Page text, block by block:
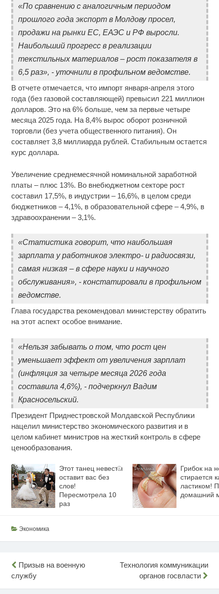
«По сравнению с аналогичным периодом
прошлого года экспорт в Молдову просел,
продажи на рынки ЕС, ЕАЭС и РФ выросли.
Наибольший прогресс в реализации
текстильных материалов – рост показателя в
6,5 раз», - уточнили в профильном ведомстве.
В отчете отмечается, что импорт января-апреля этого
года (без газовой составляющей) превысил 221 миллион
долларов. Это на 6% больше, чем за первые четыре
месяца 2025 года. На 8,4% вырос оборот розничной
торговли (без учета общественного питания). Он
составляет 3,8 миллиарда рублей. Стабильным остается
курс доллара.
Увеличение среднемесячной номинальной заработной
платы – плюс 13%. Во внебюджетном секторе рост
составил 17,5%, в индустрии – 16,6%, в целом среди
бюджетников – 4,1%, в образовательной сфере – 4,9%, в
здравоохранении – 3,1%.
«Статистика говорит, что наибольшая
зарплата у работников электро- и радиосвязи,
самая низкая – в сфере науки и научного
обслуживания», - констатировали в профильном
ведомстве.
Глава государства рекомендовал министерству обратить
на этот аспект особое внимание.
«Нельзя забывать о том, что рост цен
уменьшает эффект от увеличения зарплат
(инфляция за четыре месяца 2026 года
составила 4,6%), - подчеркнул Вадим
Красносельский.
Президент Приднестровской Молдавской Республики
нацелил министерство экономического развития и в
целом кабинет министров на жесткий контроль в сфере
ценообразования.
i
Этот танец невесты
оставит вас без
слов!
Пересмотрела 10
раз
Грибок на
стирается
ластиком!
домашний
Экономика
Навигация
по
Призыв на военную
службу
Технология коммуникации
органов госвласти